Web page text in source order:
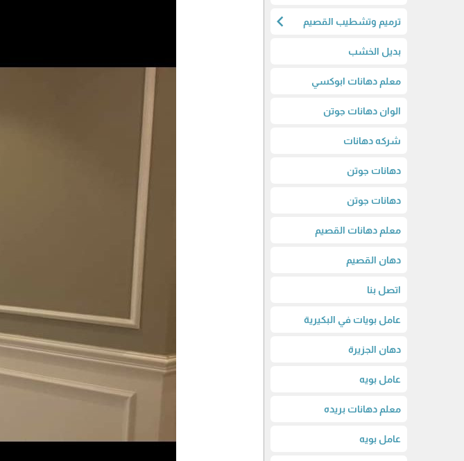
ترميم وتشطيب القصيم chevron_left
بديل الخشب
معلم دهانات ابوكسي
الوان دهانات جوتن
شركه دهانات
دهانات جوتن
دهانات جوتن
معلم دهانات القصيم
دهان القصيم
اتصل بنا
عامل بويات في البكيرية
دهان الجزيرة
عامل بويه
معلم دهانات بريده
عامل بويه